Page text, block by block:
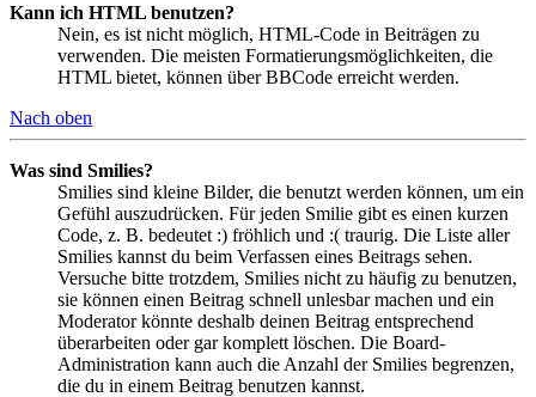
Kann ich HTML benutzen?
Nein, es ist nicht möglich, HTML-Code in Beiträgen zu
verwenden. Die meisten Formatierungsmöglichkeiten, die
HTML bietet, können über BBCode erreicht werden.
Nach oben
Was sind Smilies?
Smilies sind kleine Bilder, die benutzt werden können, um ein
Gefühl auszudrücken. Für jeden Smilie gibt es einen kurzen
Code, z. B. bedeutet :) fröhlich und :( traurig. Die Liste aller
Smilies kannst du beim Verfassen eines Beitrags sehen.
Versuche bitte trotzdem, Smilies nicht zu häufig zu benutzen,
sie können einen Beitrag schnell unlesbar machen und ein
Moderator könnte deshalb deinen Beitrag entsprechend
überarbeiten oder gar komplett löschen. Die Board-
Administration kann auch die Anzahl der Smilies begrenzen,
die du in einem Beitrag benutzen kannst.